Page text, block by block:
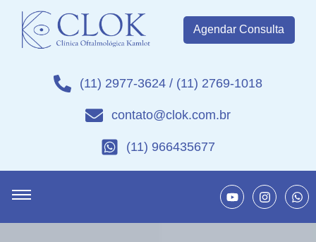
Agendar Consulta
(11) 2977-3624 / (11) 2769-1018
contato@clok.com.br
(11) 966435677